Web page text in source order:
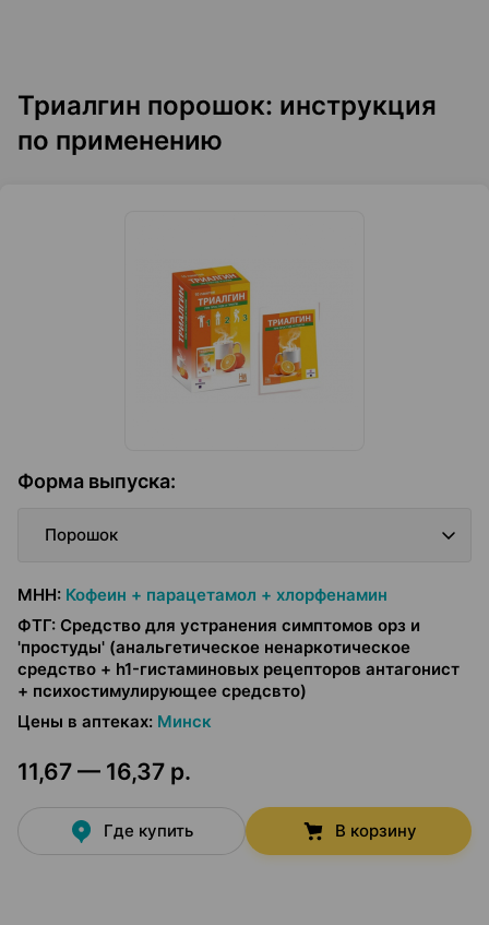
Триалгин порошок: инструкция
по применению
Форма выпуска:
Порошок
МНН: Кофеин + парацетамол + хлорфенамин
ФТГ: Средство для устранения симптомов орз и
'простуды' (анальгетическое ненаркотическое
средство + h1-гистаминовых рецепторов антагонист
+ психостимулирующее средсвто)
Цены в аптеках: Минск
11,67 — 16,37 р.
Где купить В корзину